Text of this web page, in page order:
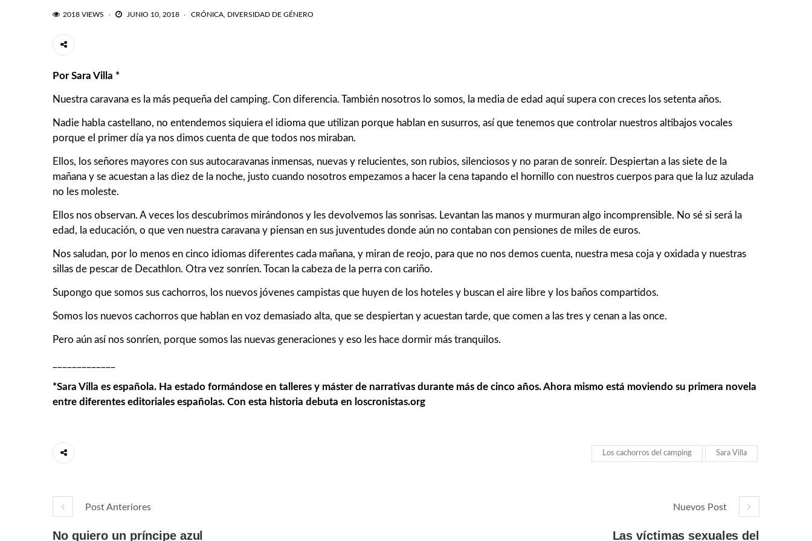
2018 VIEWS JUNIO 10, 2018 CRÓNICA DIVERSIDAD DE GÉNERO
Por Sara Villa *
Nuestra caravana es la más pequeña del camping. Con diferencia. También nosotros lo somos, la media de edad aquí supera con creces los setenta años.
Nadie habla castellano, no entendemos siquiera el idioma que utilizan porque hablan en susurros, así que tenemos que controlar nuestros altibajos vocales
porque el primer día ya nos dimos cuenta de que todos nos miraban.
Ellos, los señores mayores con sus autocaravanas inmensas, nuevas y relucientes, son rubios, silenciosos y no paran de sonreír. Despiertan a las siete de la
mañana y se acuestan a las diez de la noche, justo cuando nosotros empezamos a hacer la cena tapando el hornillo con nuestros cuerpos para que la luz azulada
no les moleste.
Ellos nos observan. A veces los descubrimos mirándonos y les devolvemos las sonrisas. Levantan las manos y murmuran algo incomprensible. No sé si será la
edad, la educación, o que ven nuestra caravana y piensan en sus juventudes donde aún no contaban con pensiones de miles de euros.
Nos saludan, por lo menos en cinco idiomas diferentes cada mañana, y miran de reojo, para que no nos demos cuenta, nuestra mesa coja y oxidada y nuestras
sillas de pescar de Decathlon. Otra vez sonríen. Tocan la cabeza de la perra con cariño.
Supongo que somos sus cachorros, los nuevos jóvenes campistas que huyen de los hoteles y buscan el aire libre y los baños compartidos.
Somos los nuevos cachorros que hablan en voz demasiado alta, que se despiertan y acuestan tarde, que comen a las tres y cenan a las once.
Pero aún así nos sonríen, porque somos las nuevas generaciones y eso les hace dormir más tranquilos.
*Sara Villa es española. Ha estado formándose en talleres y máster de narrativas durante más de cinco años.Ahora mismo está moviendo su primera novela
entre diferentes editoriales españolas. Con esta historia debuta en loscronistas.org
Los cachorros del camping Sara Villa
Post Anteriores
No quiero un príncipe azul
Nuevos Post
Las víctimas sexuales del